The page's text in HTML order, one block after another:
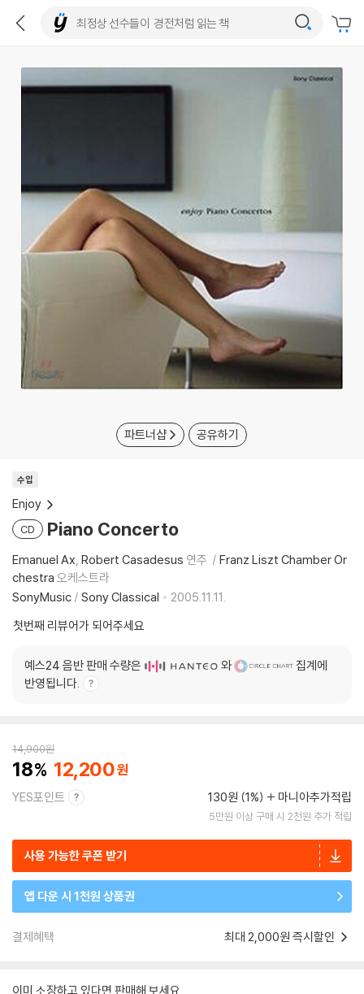
파트너샵 공유하기
수입
Enjoy
CD Piano Concerto
Emanuel Ax Robert Casadesus 연주
Franz Liszt Chamber Or
chestra 오케스트라
SonyMusic / Sony Classical
2005.11.11.
첫번째 리뷰어가 되어주세요
예스24 음반 판매 수량은 와
집계에
반영됩니다.
14,900원
18 12,200
YES포인트 130원 (1%) 마니아추가적립
5만원 이상 구매 시 2천원 추가 적립
사용 가능한 쿠폰 받기
앱 다운 시 1천원 상품권
결제혜택 최대 2,000원 즉시할인
이미 소장하고 있다면 판매해 보세요.